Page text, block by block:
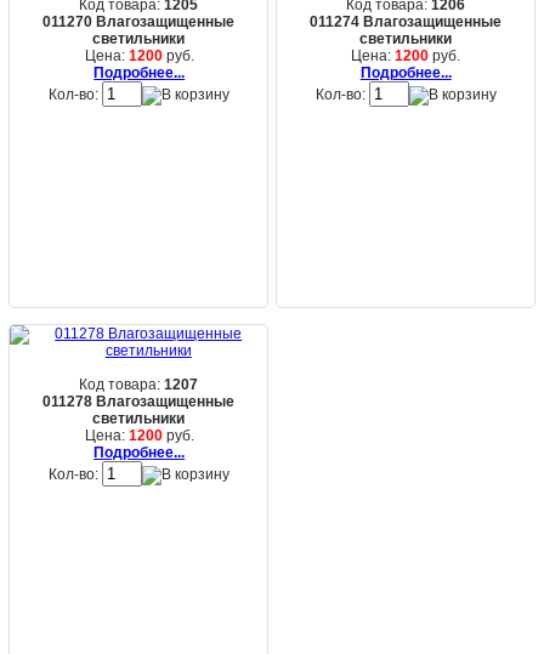
Код товара:1205
011270 Влагозащищенные
светильники
Цена: 1200руб.
Подробнее...
Кол-во:
Код товара: 1206
011274 Влагозащищенные
светильники
Цена:1200 руб.
Подробнее...
Кол-во:
Код товара:1207
011278 Влагозащищенные
светильники
Цена: 1200руб.
Подробнее...
Кол-во: